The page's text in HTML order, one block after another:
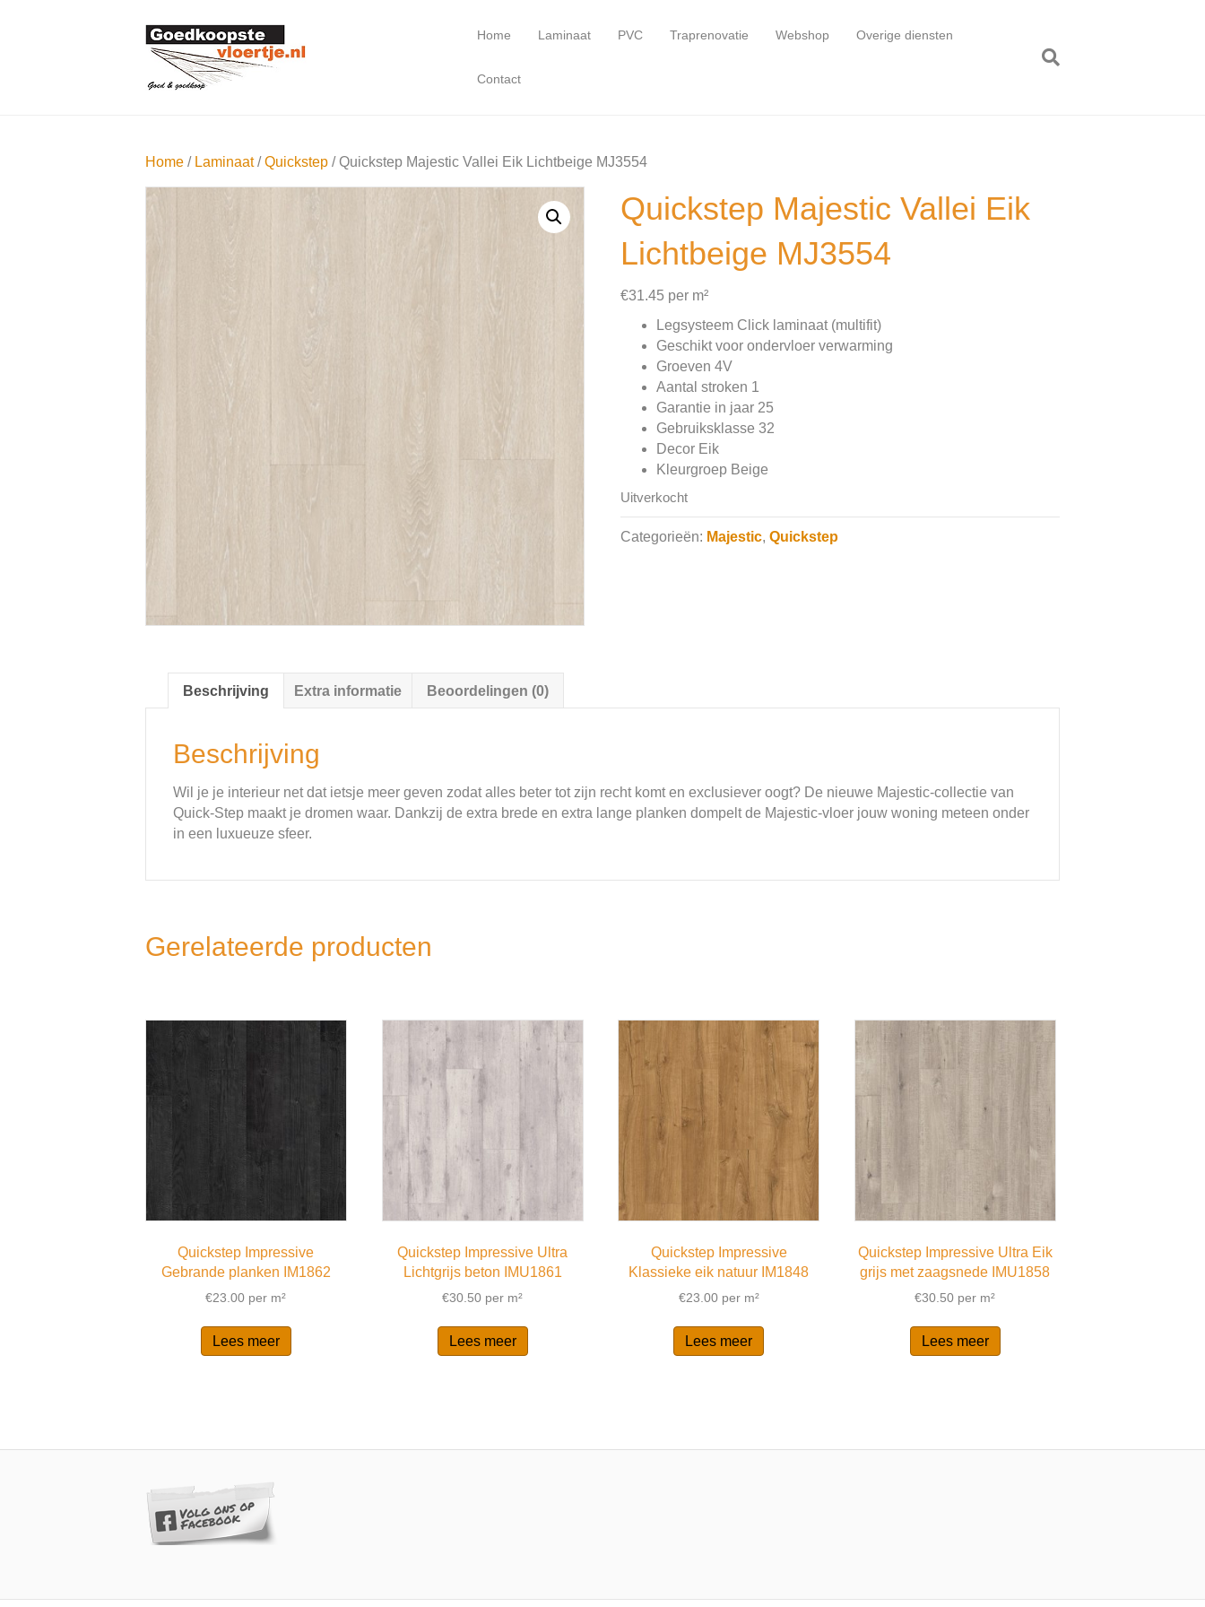
Home Laminaat PVC Traprenovatie Webshop Overige diensten
Contact
Home / Laminaat/Quickstep / Quickstep Majestic Vallei Eik Lichtbeige MJ3554
Quickstep Majestic Vallei Eik
Lichtbeige MJ3554
€31.45 per m²
Legsysteem Click laminaat (multifit)
Geschikt voor ondervloer verwarming
Groeven 4V
Aantal stroken 1
Garantie in jaar 25
Gebruiksklasse 32
Decor Eik
Kleurgroep Beige
Uitverkocht
Categorieën: Majestic,Quickstep
Beschrijving Extra informatie Beoordelingen (0)
Beschrijving
Wil je je interieur net dat ietsje meer geven zodat alles beter tot zijn recht komt en exclusiever oogt? De nieuwe Majestic-collectie van
Quick-Step maakt je dromen waar. Dankzij de extra brede en extra lange planken dompelt de Majestic-vloer jouw woning meteen onder
in een luxueuze sfeer.
Gerelateerde producten
Quickstep Impressive
Gebrande planken IM1862
€23.00 per m²
Lees meer
Quickstep Impressive Ultra
Lichtgrijs beton IMU1861
€30.50 per m²
Lees meer
Quickstep Impressive
Klassieke eik natuur IM1848
€23.00per m²
Lees meer
Quickstep Impressive Ultra Eik
grijs met zaagsnede IMU1858
€30.50 per m²
Lees meer